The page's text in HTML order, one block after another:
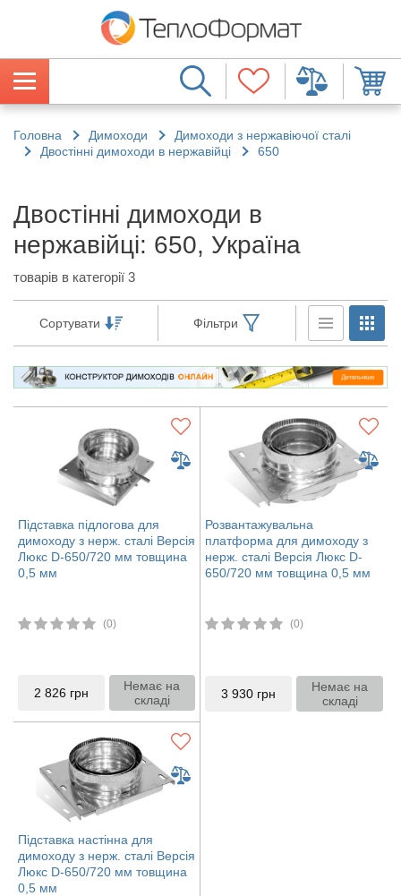
Головна Димоходи
Димоходи з нержавіючої сталі
Двостінні димоходи в нержавійці
650
Двостінні димоходи в
нержавійці: 650, Україна
товарів в категорії 3
Сортувати Фільтри
Підставка підлогова для
димоходу з нерж. сталі Версія
Люкс D-650/720 мм товщина
0,5 мм
(0)
2 826 грн
Немає на
складі
Розвантажувальна
платформа для димоходу з
нерж. сталі Версія Люкс D-
650/720 мм товщина 0,5 мм
(0)
3 930 грн
Немає на
складі
Підставка настінна для
димоходу з нерж. сталі Версія
Люкс D-650/720 мм товщина
0,5 мм